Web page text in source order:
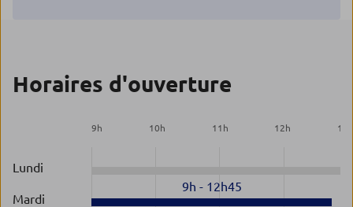
Horaires d'ouverture
9h 10h 11 h 12h 13
Lundi
Mardi
9h - 12h45